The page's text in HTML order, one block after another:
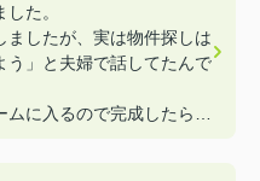
た。
ましたが、実は物件探しは
う」と夫婦で話してたんで
に入るので完成したら遊